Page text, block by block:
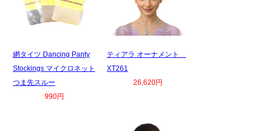
網タイツ Dancing Panty
Stockings マイクロネット
つま先スルー
990円
ティアラ オーナメント
XT261
26,620円